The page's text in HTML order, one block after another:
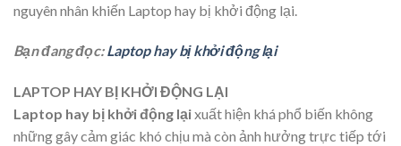
nguyên nhân khiến Laptop hay bị khởi động lại.
Bạn đang đọc:Laptop hay bị khởi động lại
LAPTOP HAY BỊ KHỞI ĐỘNG LẠI
Laptop hay bị khởi động lạixuất hiện khá phổ biến không
những gây cảm giác khó chịu mà còn ảnh hưởng trực tiếp tới